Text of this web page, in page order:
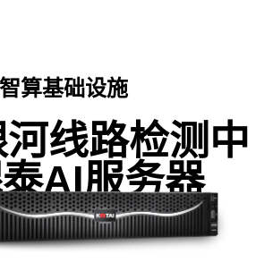
智算基础设施
线路检测中
AI服务器